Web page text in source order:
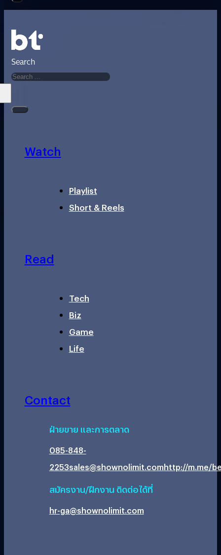
Search
Watch
Playlist
Short & Reels
Read
Tech
Biz
Game
Life
Contact
ฝ่ายขาย และการตลาด
085-848-
2253sales@shownolimit.comhttp://m.me/
สมัครงาน/ฝึกงาน ติดต่อได้ที่
hr-ga@shownolimit.com